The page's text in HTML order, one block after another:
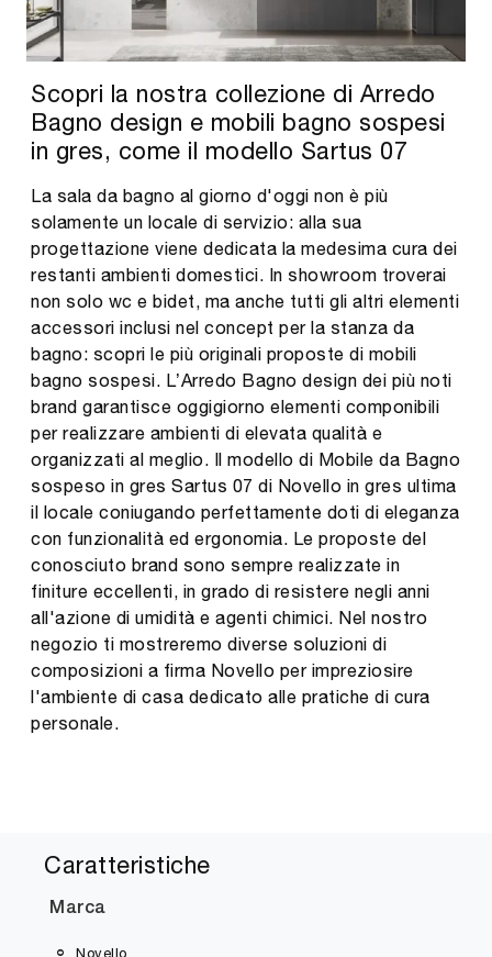
Scopri la nostra collezione di Arredo
Bagno design e mobili bagno sospesi
in gres, come il modello Sartus 07
La sala da bagno al giorno d'oggi non è più
solamente un locale di servizio: alla sua
progettazione viene dedicata la medesima cura dei
restanti ambienti domestici. In showroom troverai
non solo wc e bidet, ma anche tutti gli altri elementi
accessori inclusi nel concept per la stanza da
bagno: scopri le più originali proposte di mobili
bagno sospesi. L’Arredo Bagno design dei più noti
brand garantisce oggigiorno elementi componibili
per realizzare ambienti di elevata qualità e
organizzati al meglio. Il modello di Mobile da Bagno
sospeso in gres Sartus 07 di Novello in gres ultima
il locale coniugando perfettamente doti di eleganza
con funzionalità ed ergonomia. Le proposte del
conosciuto brand sono sempre realizzate in
finiture eccellenti, in grado di resistere negli anni
all'azione di umidità e agenti chimici. Nel nostro
negozio ti mostreremo diverse soluzioni di
composizioni a firma Novello per impreziosire
l'ambiente di casa dedicato alle pratiche di cura
personale.
Caratteristiche
Marca
Novello